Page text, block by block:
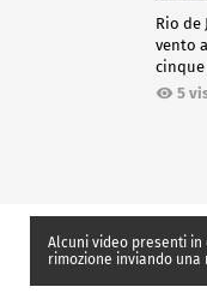
Rio de
vento
5
Alcuni video presenti
rimozione inviando una